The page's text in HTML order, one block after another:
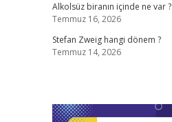
Alkolsüz biranın içinde ne var ?
Temmuz 16, 2026
Stefan Zweig hangi dönem ?
Temmuz 14, 2026